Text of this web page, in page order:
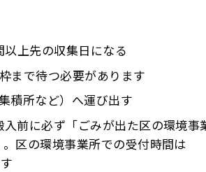
以上先の収集日になる
まで待つ必要があります
積所など）へ運び出す
入前に必ず「ごみが出た区の環境事
区の環境事業所での受付時間は